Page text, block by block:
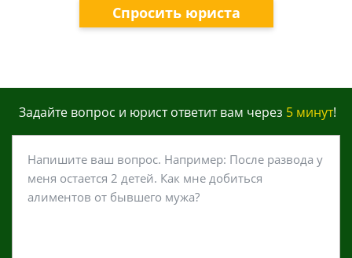
Спросить юриста
Задайте вопрос и юрист ответит вам через 5 минут!